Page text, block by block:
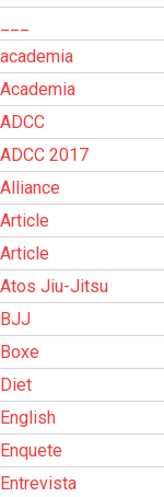
academia
Academia
ADCC
ADCC 2017
Alliance
Article
Article
Atos Jiu-Jitsu
BJJ
Boxe
Diet
English
Enquete
Entrevista